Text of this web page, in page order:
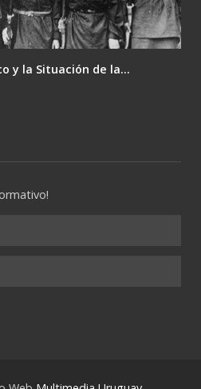
último Lenin: la...